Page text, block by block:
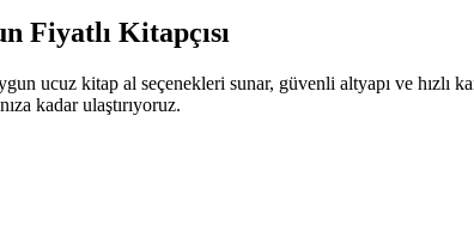
Fiyatlı Kitapçısı
ucuz kitap al seçenekleri sunar, güvenli altyapı ve hızlı
kadar ulaştırıyoruz.